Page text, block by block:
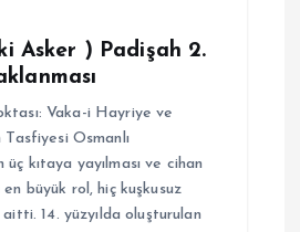
Asker ) Padişah 2.
Vaka-i Hayriye ve
Tasfiyesi Osmanlı
üç kıtaya yayılması ve cihan
büyük rol, hiç kuşkusuz
aitti. 14. yüzyılda oluşturulan